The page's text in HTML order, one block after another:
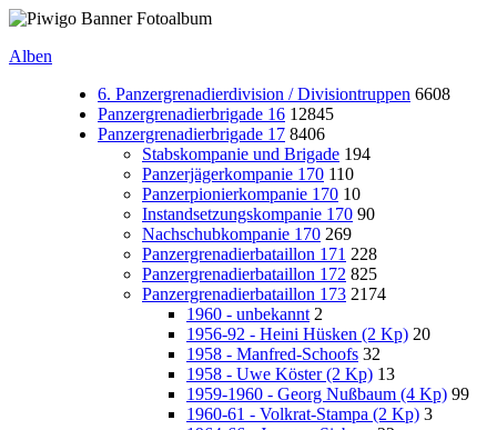
Alben
6. Panzergrenadierdivision / Divisiontruppen 6608
Panzergrenadierbrigade 16 12845
Panzergrenadierbrigade 17 8406
Stabskompanie und Brigade 194
Panzerjägerkompanie 170 110
Panzerpionierkompanie 170 10
Instandsetzungskompanie 170 90
Nachschubkompanie 170 269
Panzergrenadierbataillon 171 228
Panzergrenadierbataillon 172 825
Panzergrenadierbataillon 173 2174
1960 - unbekannt 2
1956-92 - Heini Hüsken (2 Kp) 20
1958 - Manfred-Schoofs 32
1958 - Uwe Köster (2 Kp) 13
1959-1960 - Georg Nußbaum (4 Kp) 99
1960-61 - Volkrat-Stampa (2 Kp) 3